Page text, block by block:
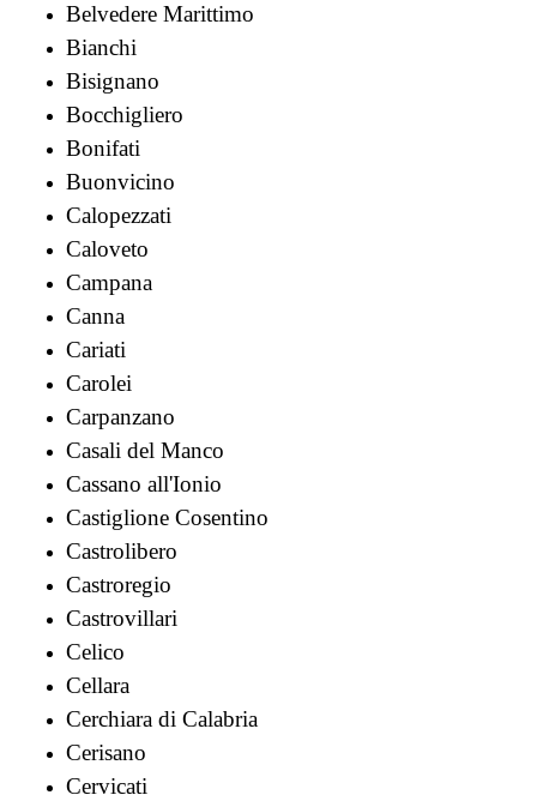
Belvedere Marittimo
Bianchi
Bisignano
Bocchigliero
Bonifati
Buonvicino
Calopezzati
Caloveto
Campana
Canna
Cariati
Carolei
Carpanzano
Casali del Manco
Cassano all'Ionio
Castiglione Cosentino
Castrolibero
Castroregio
Castrovillari
Celico
Cellara
Cerchiara di Calabria
Cerisano
Cervicati